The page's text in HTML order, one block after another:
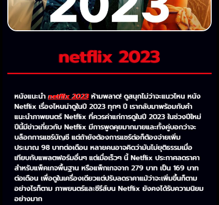
netflix 2023
หนังแนะนำnetflix 2023ห้ามพลาด! ดูสนุกไม่ว่าจะแนวไหน หนัง
Netflix เรื่องไหนน่าดูในปี 2023 ทุกๆ ปี เรากลับมาพร้อมกับคำ
แนะนำภาพยนตร์ Netflix ที่ควรค่าแก่การดูในปี 2023 ในช่วงปีใหม่
ปีนี้มีข่าวเกี่ยวกับ Netflix มีการพูดคุยมากมายและทั้งคู่บอกว่าจะ
บล็อกการแชร์บัญชี แต่ถ้ายังต้องการแชร์ต่อก็ต้องจ่ายเพิ่ม
ประมาณ 98 บาทต่อเดือน หลายคนอาจคิดว่ามันไม่ยุติธรรมเมื่อ
เทียบกับแพลตฟอร์มอื่นๆ แต่เมื่อเร็วๆ นี้ Netflix ประกาศลดราคา
สำหรับแพ็คเกจพื้นฐาน หรือแพ็กเกจจาก 279 บาท เป็น 169 บาท
ต่อเดือน เพื่อดูในเครื่องเดียวแต่ปรับลดราคาแม้ว่าจะเพิ่มขึ้นก็ตาม
อย่างไรก็ตาม ภาพยนตร์และซีรีส์บน Netflix ยังคงได้รับความนิยม
อย่างมาก